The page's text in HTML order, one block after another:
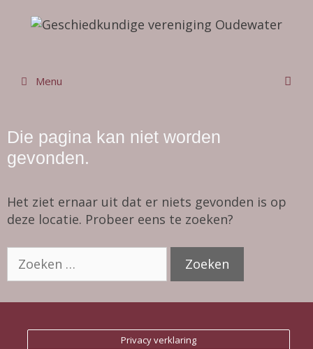
Menu
Die pagina kan niet worden
gevonden.
Het ziet ernaar uit dat er niets gevonden is op
deze locatie. Probeer eens te zoeken?
naar:
Privacy verklaring